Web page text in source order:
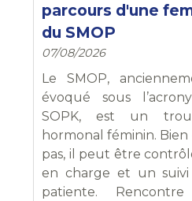
parcours d'une
du SMOP
07/08/2026
Le SMOP,
évoqué sous
SOPK, est un
hormonal féminin. Bien
pas, il peut être
en charge et un
patiente.